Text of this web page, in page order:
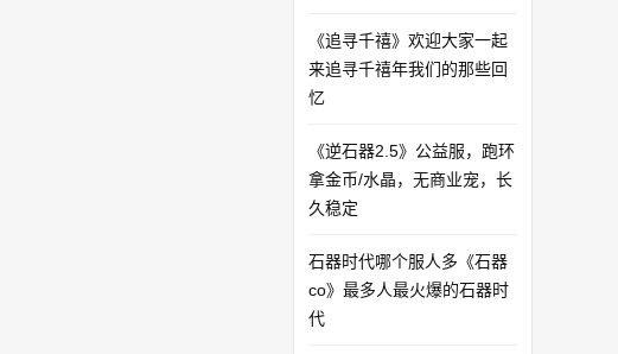
《追寻千禧》欢迎大家一起
来追寻千禧年我们的那些回
忆
《逆石器2.5》公益服，跑环
拿金币/水晶，无商业宠，长
久稳定
石器时代哪个服人多《石器
co》最多人最火爆的石器时
代